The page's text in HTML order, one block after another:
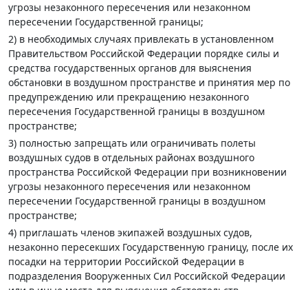
угрозы незаконного пересечения или незаконном
пересечении Государственной границы;
2) в необходимых случаях привлекать в установленном
Правительством Российской Федерации порядке силы и
средства государственных органов для выяснения
обстановки в воздушном пространстве и принятия мер по
предупреждению или прекращению незаконного
пересечения Государственной границы в воздушном
пространстве;
3) полностью запрещать или ограничивать полеты
воздушных судов в отдельных районах воздушного
пространства Российской Федерации при возникновении
угрозы незаконного пересечения или незаконном
пересечении Государственной границы в воздушном
пространстве;
4) приглашать членов экипажей воздушных судов,
незаконно пересекших Государственную границу, после их
посадки на территории Российской Федерации в
подразделения Вооруженных Сил Российской Федерации